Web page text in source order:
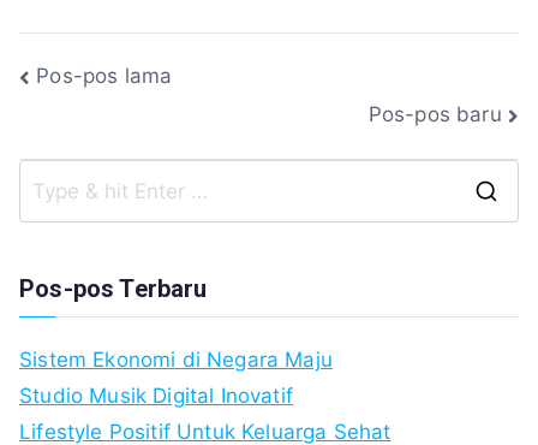
Navigasi
Pos-pos lama
Pos-pos baru
Pos-pos Terbaru
Sistem Ekonomi di Negara Maju
Studio Musik Digital Inovatif
Lifestyle Positif Untuk Keluarga Sehat